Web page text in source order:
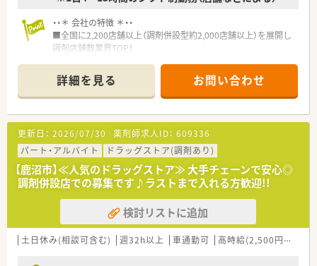
て就業できます（規定あり）
・・＊ 会社の特徴 ＊・・
■全国に2,200店舗以上（調剤併設型約2,000店舗以上）を展開し
調剤店舗数業界TOP！
頑張り次第で高給与も可能！
■経験や勤務コースによりますが、経験の少ない方でも500万前
半スタートと業界TOP水準！
■職種や職域に合わせ、豊富な社内研修や外部組織と連携した研
修を用意されています
■薬剤師が中心の会社だからこそ活躍できるキャリアパスが多
種多様に用意されています。
■店舗拡大に伴い、エリアマネジャーや営業部長等のマネジメン
トのポジションも増えます。
■在宅や教育等の専門性を活かせるスペシャリストを目指すこ
とも可能です。
■その他にも、管理部門や商品部門等の本社スタッフなど活動領
域は多種多様です。
■在宅実施店舗は年々増加しており、在宅医療へもしっかりと関
詳細を見る お問い合わせ
更新日： 2026/07/30 薬剤師求人ID： 609336
パート・アルバイト
ドラッグストア(調剤あり)
【鹿沼市】≪人気のドラッグストア≫ 大手チェーンで安心◎
調剤併設店での募集です♪ラストまで入れる方歓迎!!
検討リストに追加
土日休み(相談可含む) 週32h以上 車通勤可 高時給(2,500円以上)